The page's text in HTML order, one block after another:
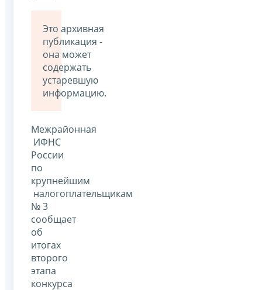
Это архивная
публикация -
она может
содержать
устаревшую
информацию.
Межрайонная
ИФНС
России
по
крупнейшим
налогоплательщикам
№ 3
сообщает
об
итогах
второго
этапа
конкурса